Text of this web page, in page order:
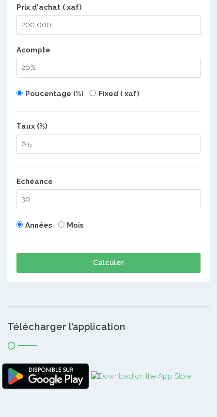
Prix d'achat ( xaf)
Acompte
Poucentage (%) Fixed ( xaf)
Taux (%)
Echéance
Années Mois
Calculer
Télécharger l’application